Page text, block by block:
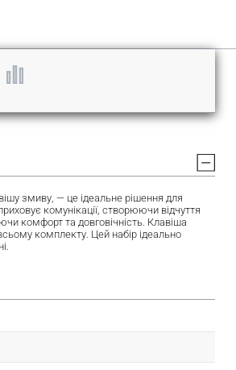
змиву, — це ідеальне рішення для
комунікації, створюючи відчуття
комфорт та довговічність. Клавіша
комплекту. Цей набір ідеально